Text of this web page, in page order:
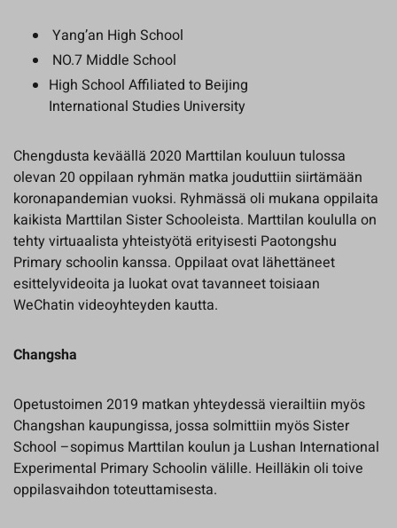
Yang’an High School​
NO.7 Middle School ​
High School Affiliated to Beijing
International Studies University
Chengdusta keväällä 2020 Marttilan kouluun tulossa
olevan 20 oppilaan ryhmän matka jouduttiin siirtämään
koronapandemian vuoksi. Ryhmässä oli mukana oppilaita
kaikista Marttilan Sister Schooleista. Marttilan koululla on
tehty virtuaalista yhteistyötä erityisesti Paotongshu
Primary schoolin kanssa. Oppilaat ovat lähettäneet
esittelyvideoita ja luokat ovat tavanneet toisiaan
WeChatin videoyhteyden kautta.
Changsha
Opetustoimen 2019 matkan yhteydessä vierailtiin myös
Changshan kaupungissa, jossa solmittiin myös Sister
School –sopimus Marttilan koulun ja Lushan International
Experimental Primary School​in välille. Heilläkin oli toive
oppilasvaihdon toteuttamisesta.